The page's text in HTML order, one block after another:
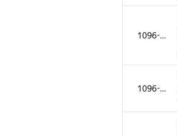
1096-1309
1096-1309